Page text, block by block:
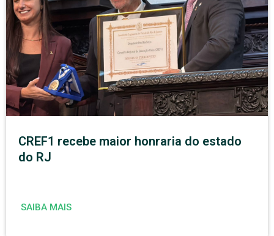
CREF1 recebe maior honraria do estado
do RJ
SAIBA MAIS